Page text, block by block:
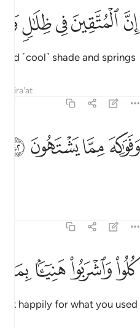
ان المتقين في ظلال وعيون ٤١
إِنَّ ٱلْمُتَّقِينَ فِى ظِلَـٰلٍۢ وَعُيُونٍۢ ٤١
ﲭﲮﲯﲰ
˹cool˺ shade and springs
Qira'at
وفواكه مما يشتهون ٤٢
وَفَوَٰكِهَ مِمَّا يَشْتَهُونَ ٤٢
ﲳﲴﲵﲶ
كلوا واشربوا هنييا بما كنتم تعملون ٤٣
كُلُوا۟ وَٱشْرَبُوا۟ هَنِيٓـًٔۢا بِمَا كُنتُمْ تَعْمَلُونَ ٤٣
ﲷﲸﲹﲺ
happily for what you used